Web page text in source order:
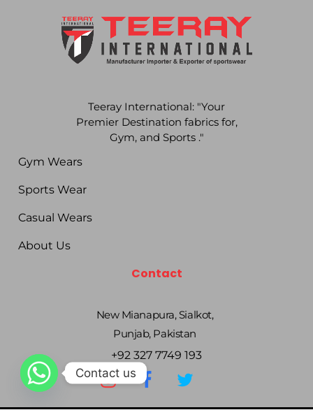
Teeray International: "Your
Premier Destination fabrics for,
Gym, and Sports ."
Gym Wears
Sports Wear
Casual Wears
About Us
Contact
New Mianapura, Sialkot,
Punjab, Pakistan
+92 327 7749 193
Contact us